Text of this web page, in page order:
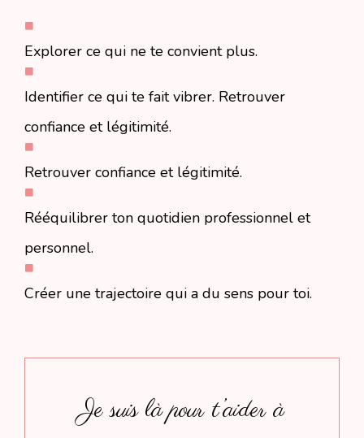
Explorer ce qui ne te convient plus.
Identifier ce qui te fait vibrer. Retrouver
confiance et légitimité.
Retrouver confiance et légitimité.
Rééquilibrer ton quotidien professionnel et
personnel.
Créer une trajectoire qui a du sens pour toi.
Je suis là pour t’aider à